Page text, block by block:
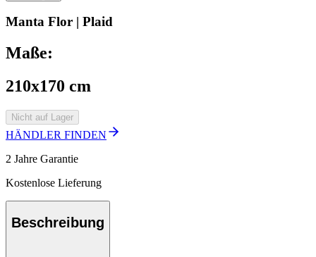
Manta Flor | Plaid
Maße:
210x170 cm
Nicht auf Lager
HÄNDLER FINDEN
2 Jahre Garantie
Kostenlose Lieferung
Beschreibung